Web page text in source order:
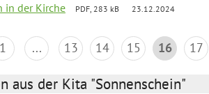
in der Kirche PDF, 283 kB 23.12.2024
1 ... 13 14 15 16 17
aus der Kita "Sonnenschein"